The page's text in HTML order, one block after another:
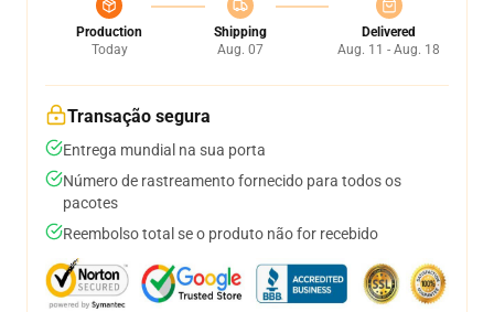
Production
Today
Shipping
Aug. 07
Delivered
Aug. 11 - Aug. 18
Transação segura
Entrega mundial na sua porta
Número de rastreamento fornecido para todos os
pacotes
Reembolso total se o produto não for recebido